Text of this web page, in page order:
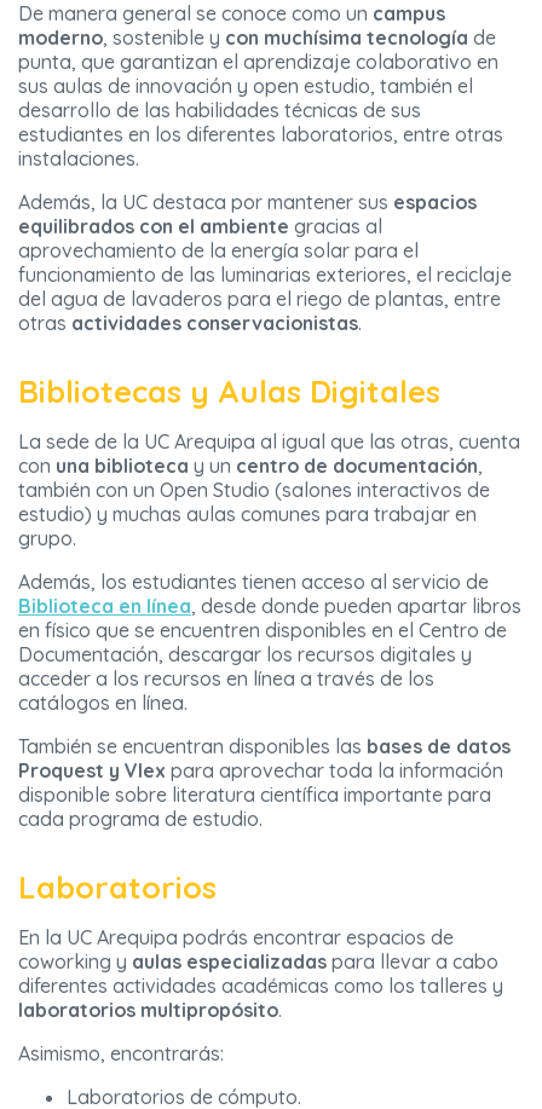
De manera general se conoce como un campus
moderno, sostenible y con muchísima tecnología de
punta, que garantizan el aprendizaje colaborativo en
sus aulas de innovación y open estudio, también el
desarrollo de las habilidades técnicas de sus
estudiantes en los diferentes laboratorios, entre otras
instalaciones.
Además, la UC destaca por mantener sus espacios
equilibrados con el ambiente gracias al
aprovechamiento de la energía solar para el
funcionamiento de las luminarias exteriores, el reciclaje
del agua de lavaderos para el riego de plantas, entre
otras actividades conservacionistas.
Bibliotecas y Aulas Digitales
La sede de la UC Arequipa al igual que las otras, cuenta
con una biblioteca y un centro de documentación,
también con un Open Studio (salones interactivos de
estudio) y muchas aulas comunes para trabajar en
grupo.
Además, los estudiantes tienen acceso al servicio de
Biblioteca en línea, desde donde pueden apartar libros
en físico que se encuentren disponibles en el Centro de
Documentación, descargar los recursos digitales y
acceder a los recursos en línea a través de los
catálogos en línea.
También se encuentran disponibles las bases de datos
Proquest y Vlex para aprovechar toda la información
disponible sobre literatura científica importante para
cada programa de estudio.
Laboratorios
En la UC Arequipa podrás encontrar espacios de
coworking y aulas especializadas para llevar a cabo
diferentes actividades académicas como los talleres y
laboratorios multipropósito.
Asimismo, encontrarás:
Laboratorios de cómputo.